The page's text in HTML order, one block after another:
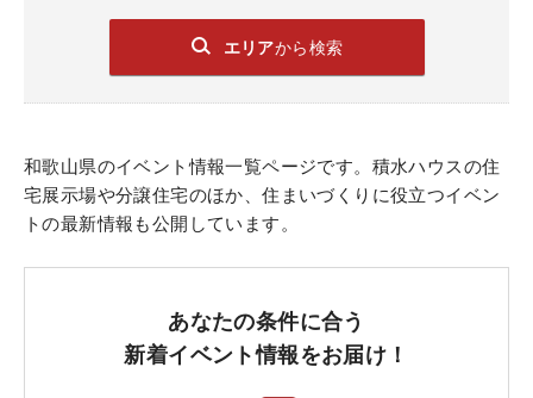
エリアから検索
和歌山県のイベント情報一覧ページです。積水ハウスの住
宅展示場や分譲住宅のほか、住まいづくりに役立つイベン
トの最新情報も公開しています。
あなたの条件に合う
新着イベント情報をお届け！